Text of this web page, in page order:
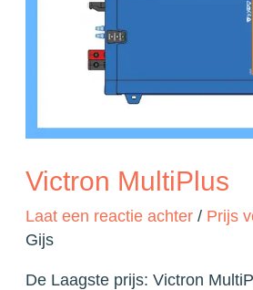
Victron MultiPlus
Laat een reactie achter / Prijs
Gijs
De Laagste prijs: Victron